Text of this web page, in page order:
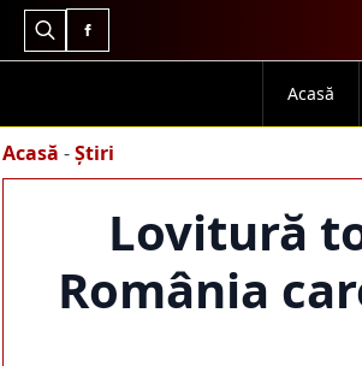
Search
Acasă
Acasă -Știri
Lovitură
România